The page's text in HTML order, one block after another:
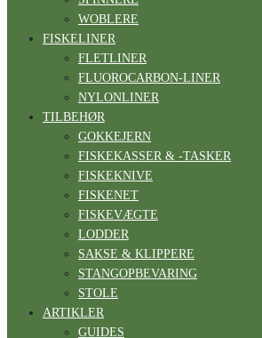
WOBLERE
FISKELINER
FLETLINER
FLUOROCARBON-LINER
NYLONLINER
TILBEHØR
GOKKEJERN
FISKEKASSER & -TASKER
FISKEKNIVE
FISKENET
FISKEVÆGTE
LODDER
SAKSE & KLIPPERE
STANGOPBEVARING
STOLE
ARTIKLER
GUIDES